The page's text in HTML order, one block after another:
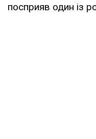
посприяв один із